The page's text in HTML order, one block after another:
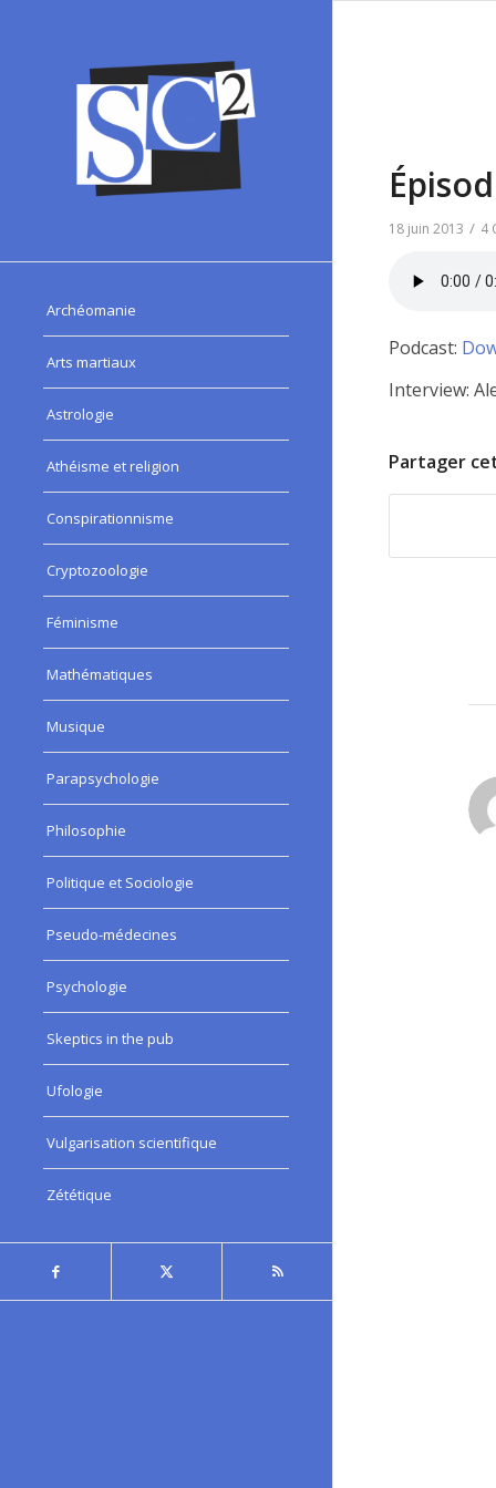
Archéomanie
Arts martiaux
Astrologie
Athéisme et religion
Conspirationnisme
Cryptozoologie
Féminisme
Mathématiques
Musique
Parapsychologie
Philosophie
Politique et Sociologie
Pseudo-médecines
Psychologie
Skeptics in the pub
Ufologie
Vulgarisation scientifique
Zététique
18 juin 2013 / 4
Podcast:
Interview:
Partager
: